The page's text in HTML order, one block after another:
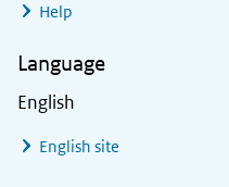
Help
Language
English
English site